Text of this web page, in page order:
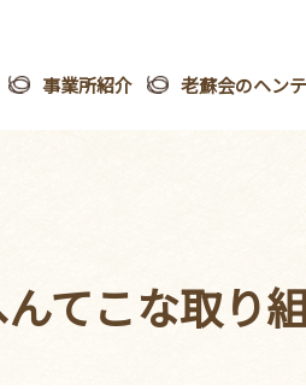
事業所紹介 老蘇会のヘン
てこな取り